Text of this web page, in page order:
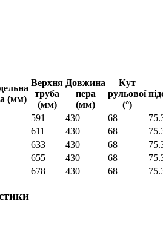
(мм)
Верхня
труба
(мм)
Довжина
пера
(мм)
Кут
рульової
(°)
591 430 68
611 430 68
633 430 68
655 430 68
678 430 68